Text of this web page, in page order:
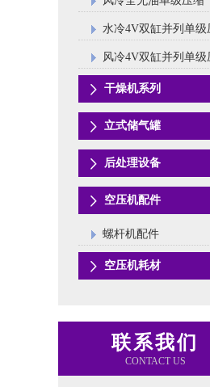
水冷4V双缸并列单级
风冷4V双缸并列单级
干燥机系列
立式储气罐
后处理设备
空压机配件
螺杆机配件
空压机耗材
联系我们
CONTACT US